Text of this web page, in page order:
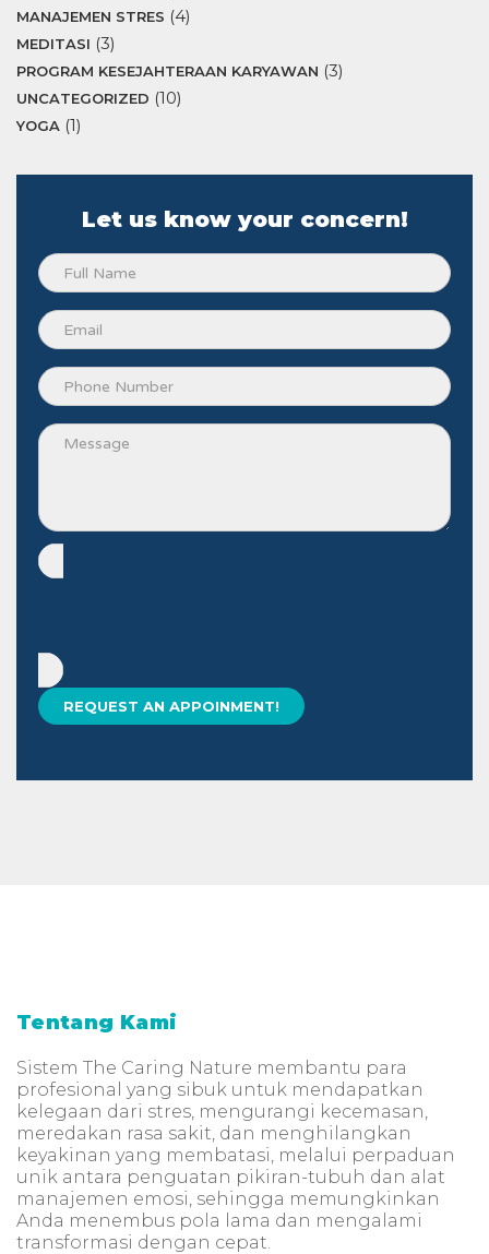
MANAJEMEN STRES (4)
MEDITASI (3)
PROGRAM KESEJAHTERAAN KARYAWAN (3)
UNCATEGORIZED (10)
YOGA (1)
Let us know your concern!
Tentang Kami
Sistem The Caring Nature membantu para
profesional yang sibuk untuk mendapatkan
kelegaan dari stres, mengurangi kecemasan,
meredakan rasa sakit, dan menghilangkan
keyakinan yang membatasi, melalui perpaduan
unik antara penguatan pikiran-tubuh dan alat
manajemen emosi, sehingga memungkinkan
Anda menembus pola lama dan mengalami
transformasi dengan cepat.